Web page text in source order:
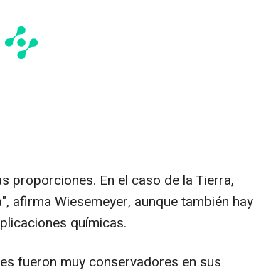
proporciones. En el caso de la Tierra,
afirma Wiesemeyer, aunque también hay
químicas.
fueron muy conservadores en sus